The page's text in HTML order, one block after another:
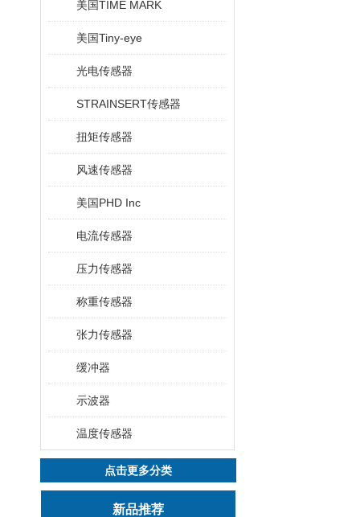
美国TIME MARK
美国Tiny-eye
光电传感器
STRAINSERT传感器
扭矩传感器
风速传感器
美国PHD Inc
电流传感器
压力传感器
称重传感器
张力传感器
缓冲器
示波器
温度传感器
点击更多分类
新品推荐